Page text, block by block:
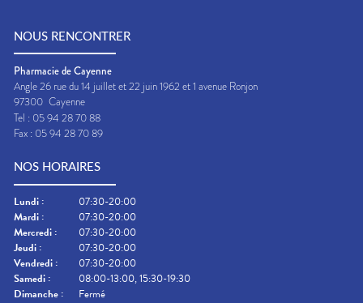
NOUS RENCONTRER
Pharmacie de Cayenne
Angle 26 rue du 14 juillet et 22 juin 1962 et 1 avenue Ronjon
97300 Cayenne
Tel : 05 94 28 70 88
Fax : 05 94 28 70 89
NOS HORAIRES
Lundi :
07:30-20:00
Mardi :
07:30-20:00
Mercredi :
07:30-20:00
Jeudi :
07:30-20:00
Vendredi :
07:30-20:00
Samedi :
08:00-13:00, 15:30-19:30
Dimanche : Fermé